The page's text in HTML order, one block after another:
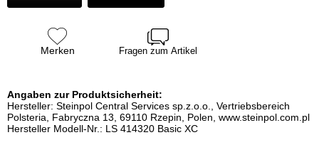
Merken Fragen zum Artikel
Angaben zur Produktsicherheit:
Hersteller: Steinpol Central Services sp.z.o.o., Vertriebsbereich
Polsteria, Fabryczna 13, 69110 Rzepin, Polen, www.steinpol.com.pl
Hersteller Modell-Nr.: LS 414320 Basic XC